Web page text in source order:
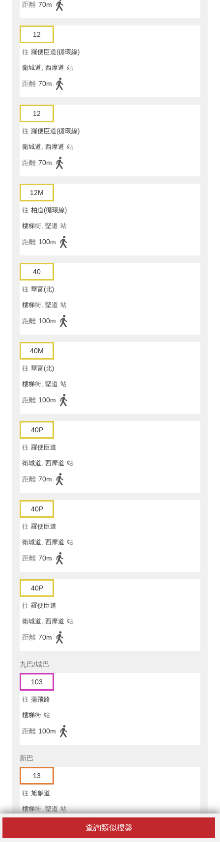
查詢類似樓盤
距離 70m
12
往 羅便臣道(循環線)
衛城道, 西摩道 站
距離 70m
12
往 羅便臣道(循環線)
衛城道, 西摩道 站
距離 70m
12M
往 柏道(循環線)
樓梯街, 堅道 站
距離 100m
40
往 華富(北)
樓梯街, 堅道 站
距離 100m
40M
往 華富(北)
樓梯街, 堅道 站
距離 100m
40P
往 羅便臣道
衛城道, 西摩道 站
距離 70m
40P
往 羅便臣道
衛城道, 西摩道 站
距離 70m
40P
往 羅便臣道
衛城道, 西摩道 站
距離 70m
九巴/城巴
103
往 蒲飛路
樓梯街 站
距離 100m
新巴
13
往 旭龢道
樓梯街, 堅道 站